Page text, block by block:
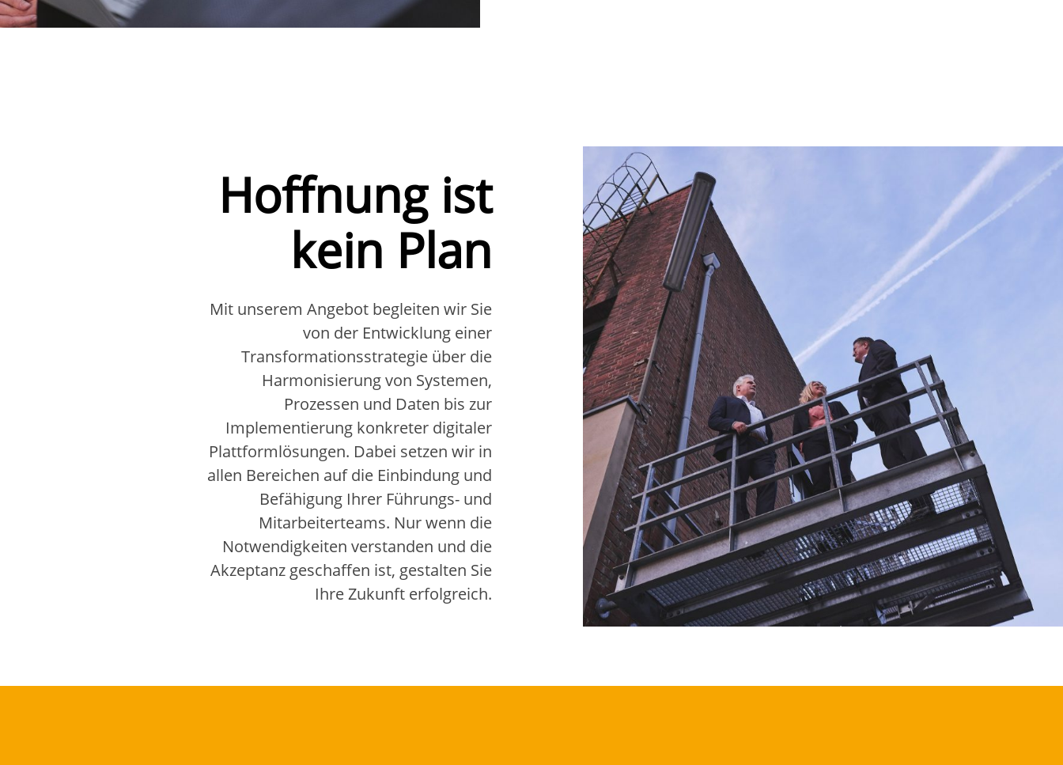
Hoffnung ist
kein Plan
Mit unserem Angebot begleiten wir Sie
von der Entwicklung einer
Transformationsstrategie über die
Harmonisierung von Systemen,
Prozessen und Daten bis zur
Implementierung konkreter digitaler
Plattformlösungen. Dabei setzen wir in
allen Bereichen auf die Einbindung und
Befähigung Ihrer Führungs- und
Mitarbeiterteams. Nur wenn die
Notwendigkeiten verstanden und die
Akzeptanz geschaffen ist, gestalten Sie
Ihre Zukunft erfolgreich.